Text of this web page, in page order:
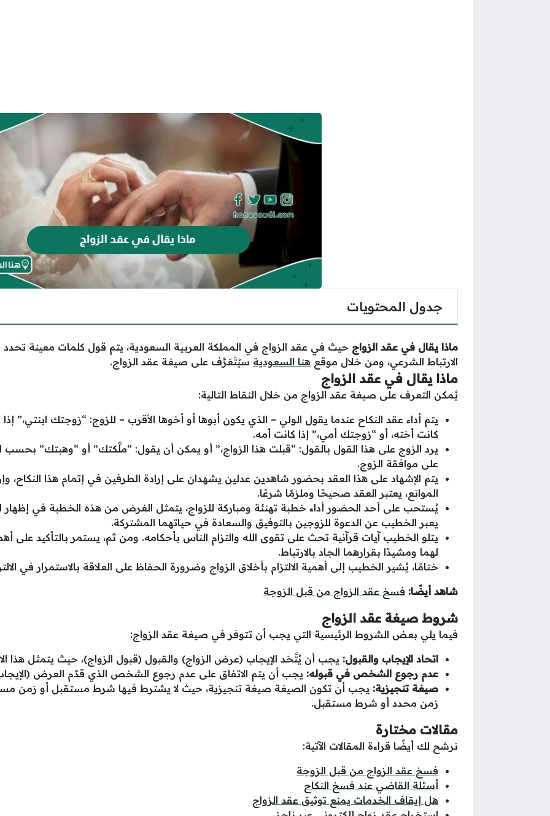
جدول المحتويات
ماذا يقال في عقد الزواج حيث في عقد الزواج في المملكة العربية السعودية، يتم قول كلمات معينة تحدد
الارتباط الشرعي، ومن خلال موقع هنا السعودية سيُتَعَرَّف على صيغة عقد الزواج.
ماذا يقال في عقد الزواج
يُمكن التعرف على صيغة عقد الزواج من خلال النقاط التالية:
يتم أداء عقد النكاح عندما يقول الولي – الذي يكون أبوها أو أخوها الأقرب – للزوج: “زوجتك ابنتي،”
كانت أخته، أو “زوجتك أمي،” إذا كانت أمه.
يرد الزوج على هذا القول بالقول: “قبلت هذا الزواج،” أو يمكن أن يقول: “ملَّكتك” أو “وهبتك” بحسب
على موافقة الزوج.
يتم الإشهاد على هذا العقد بحضور شاهدين عدلين يشهدان على إرادة الطرفين في إتمام هذا
الموانع، يعتبر العقد صحيحًا وملزمًا شرعًا.
يُستحب على أحد الحضور أداء خطبة تهنئة ومباركة للزواج، يتمثل الغرض من هذه الخطبة في إظهار
يعبر الخطيب عن الدعوة للزوجين بالتوفيق والسعادة في حياتهما المشتركة.
يتلو الخطيب آيات قرآنية تحث على تقوى الله والتزام الناس بأحكامه. ومن ثم، يستمر بالتأكيد على
لهما ومشيدًا بقرارهما الجاد بالارتباط.
ختامًا، يُشير الخطيب إلى أهمية الالتزام بأخلاق الزواج وضرورة الحفاظ على العلاقة بالاستمرار في
شاهد أيضًا: فسخ عقد الزواج من قبل الزوجة
شروط صيغة عقد الزواج
فيما يلي بعض الشروط الرئيسية التي يجب أن تتوفر في صيغة عقد الزواج:
اتحاد الإيجاب والقبول: يجب أن يُتَّحَد الإيجاب (عرض الزواج) والقبول (قبول الزواج)، حيث يتمثل هذا
عدم رجوع الشخص في قبوله: يجب أن يتم الاتفاق على عدم رجوع الشخص الذي قدّم العرض
صيغة تنجيزية: يجب أن تكون الصيغة صيغة تنجيزية، حيث لا يشترط فيها شرط مستقبل أو زمن
زمن محدد أو شرط مستقبل.
مقالات مختارة
نرشح لك أيضًا قراءة المقالات الآتية:
فسخ عقد الزواج من قبل الزوجة
أسئلة القاضي عند فسخ النكاح
هل إيقاف الخدمات يمنع توثيق عقد الزواج